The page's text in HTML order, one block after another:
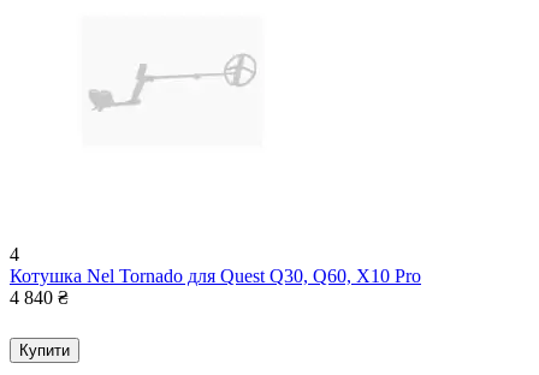
4
Котушка Nel Tornado для Quest Q30, Q60, X10 Pro
4 840 ₴
Купити